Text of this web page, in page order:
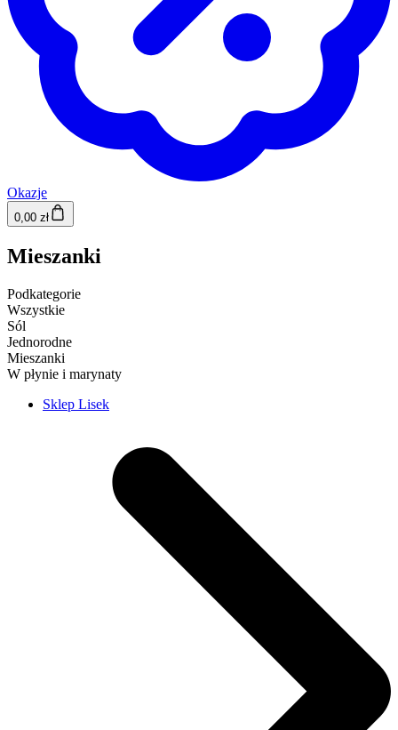
Okazje
0,00 zł
Mieszanki
Podkategorie
Wszystkie
Sól
Jednorodne
Mieszanki
W płynie i marynaty
Sklep Lisek